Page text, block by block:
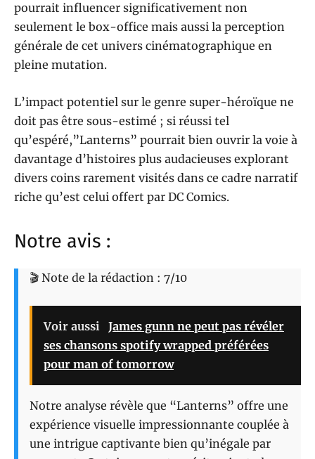
pourrait influencer significativement non
seulement le box-office mais aussi la perception
générale de cet univers cinématographique en
pleine mutation.
L’impact potentiel sur le genre super-héroïque ne
doit pas être sous-estimé ; si réussi tel
qu’espéré,”Lanterns” pourrait bien ouvrir la voie à
davantage d’histoires plus audacieuses explorant
divers coins rarement visités dans ce cadre narratif
riche qu’est celui offert par DC Comics.
Notre avis :
🎬 Note de la rédaction : 7/10
Voir aussi James gunn ne peut pas révéler
ses chansons spotify wrapped préférées
pour man of tomorrow
Notre analyse révèle que “Lanterns” offre une
expérience visuelle impressionnante couplée à
une intrigue captivante bien qu’inégale par